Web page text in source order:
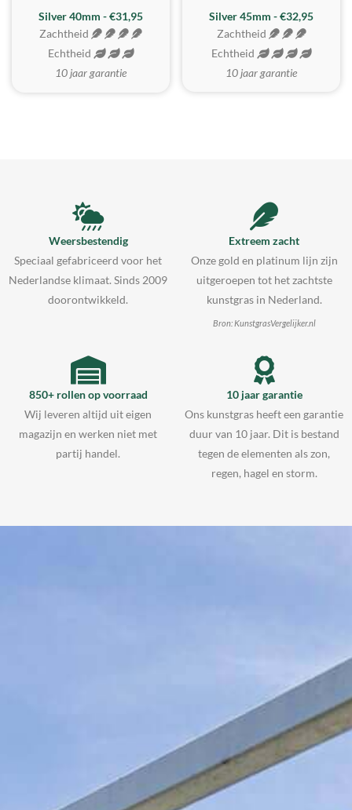
Silver 40mm - €31,95
Zachtheid
Echtheid
10 jaar garantie
MEEST GEKOZEN
Silver 45mm - €32,95
Zachtheid
Echtheid
10 jaar garantie
Weersbestendig
Speciaal gefabriceerd voor het
Nederlandse klimaat. Sinds 2009
doorontwikkeld.
Extreem zacht
Onze gold en platinum lijn zijn
uitgeroepen tot het zachtste
kunstgras in Nederland.
Bron: KunstgrasVergelijker.nl
850+ rollen op voorraad
Wij leveren altijd uit eigen
magazijn en werken niet met
partij handel.
10 jaar garantie
Ons kunstgras heeft een garantie
duur van 10 jaar. Dit is bestand
tegen de elementen als zon,
regen, hagel en storm.